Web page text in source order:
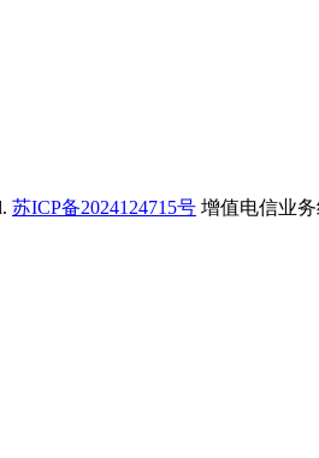
苏ICP备2024124715号 增值电信业